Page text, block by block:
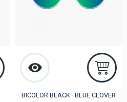
BICOLOR BLACK · BLUE CLOVER